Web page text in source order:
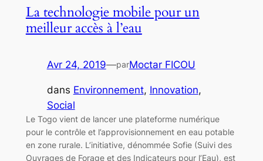
La technologie mobile pour un
meilleur accès à l’eau
Avr 24, 2019—parMoctar FICOU
dans Environnement, Innovation
Social
Le Togo vient de lancer une plateforme numérique
pour le contrôle et l’approvisionnement en eau potable
en zone rurale. L’initiative, dénommée Sofie (Suivi des
Ouvrages de Forage et des Indicateurs pour l’Eau), est